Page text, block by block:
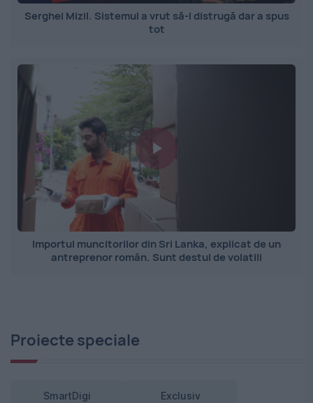
Serghei Mizil. Sistemul a vrut să-l distrugă dar a spus
tot
Importul muncitorilor din Sri Lanka, explicat de un
antreprenor român. Sunt destul de volatili
Proiecte speciale
SmartDigi Exclusiv